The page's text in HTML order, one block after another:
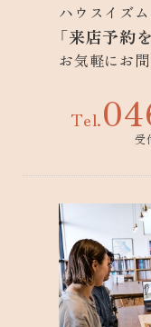
ハウスイズ
「来店予約
お気軽にお
Tel.
受